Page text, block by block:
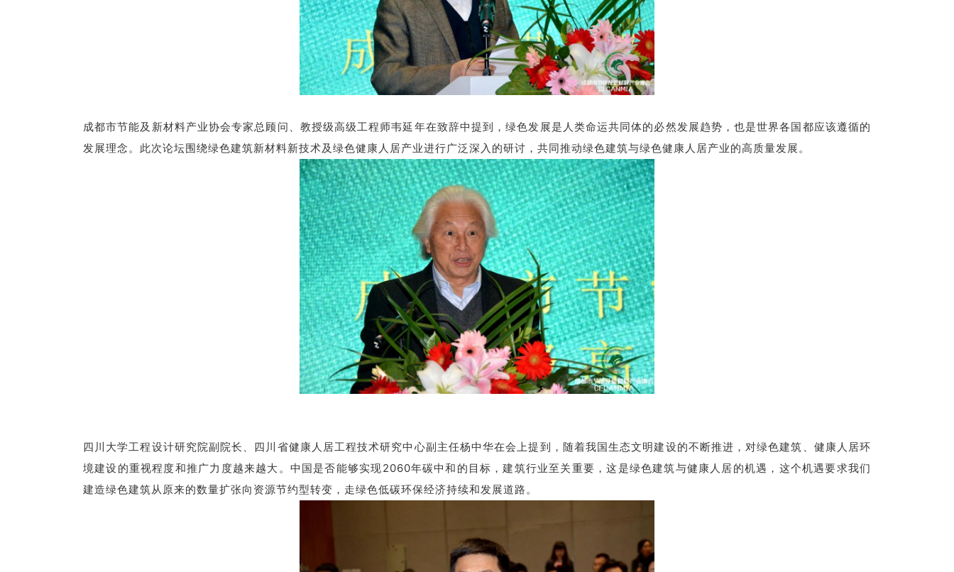
成都市节能及新材料产业协会专家总顾问、教授级高级工程师韦延年在致辞中提到，绿色发展是人类命运共同体的必然发展趋势，也是世界各国都应该遵循的
发展理念。此次论坛围绕绿色建筑新材料新技术及绿色健康人居产业进行广泛深入的研讨，共同推动绿色建筑与绿色健康人居产业的高质量发展。
四川大学工程设计研究院副院长、四川省健康人居工程技术研究中心副主任杨中华在会上提到，随着我国生态文明建设的不断推进，对绿色建筑、健康人居环
境建设的重视程度和推广力度越来越大。中国是否能够实现2060年碳中和的目标，建筑行业至关重要，这是绿色建筑与健康人居的机遇，这个机遇要求我们
建造绿色建筑从原来的数量扩张向资源节约型转变，走绿色低碳环保经济持续和发展道路。